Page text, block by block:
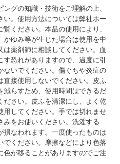
ングの知識・技術をご理解の上、
い。使用方法については弊社ホー
覧ください。本品の使用により、
かゆみ等が生じた場合は使用を中
は薬剤師に相談してください。血
す恐れがありますので、過度に引
ないでください。傷ぐちや炎症の
直接使用しないでください。皮ふ
減らすため、使用時間はできるだ
ださい。皮ふを清潔にし、よく乾
用してください。手では切れませ
みをお使いください。洗濯する
損なわれます。一度使ったものは
でください。摩擦などにより色落
色が移ることがありますのでご注